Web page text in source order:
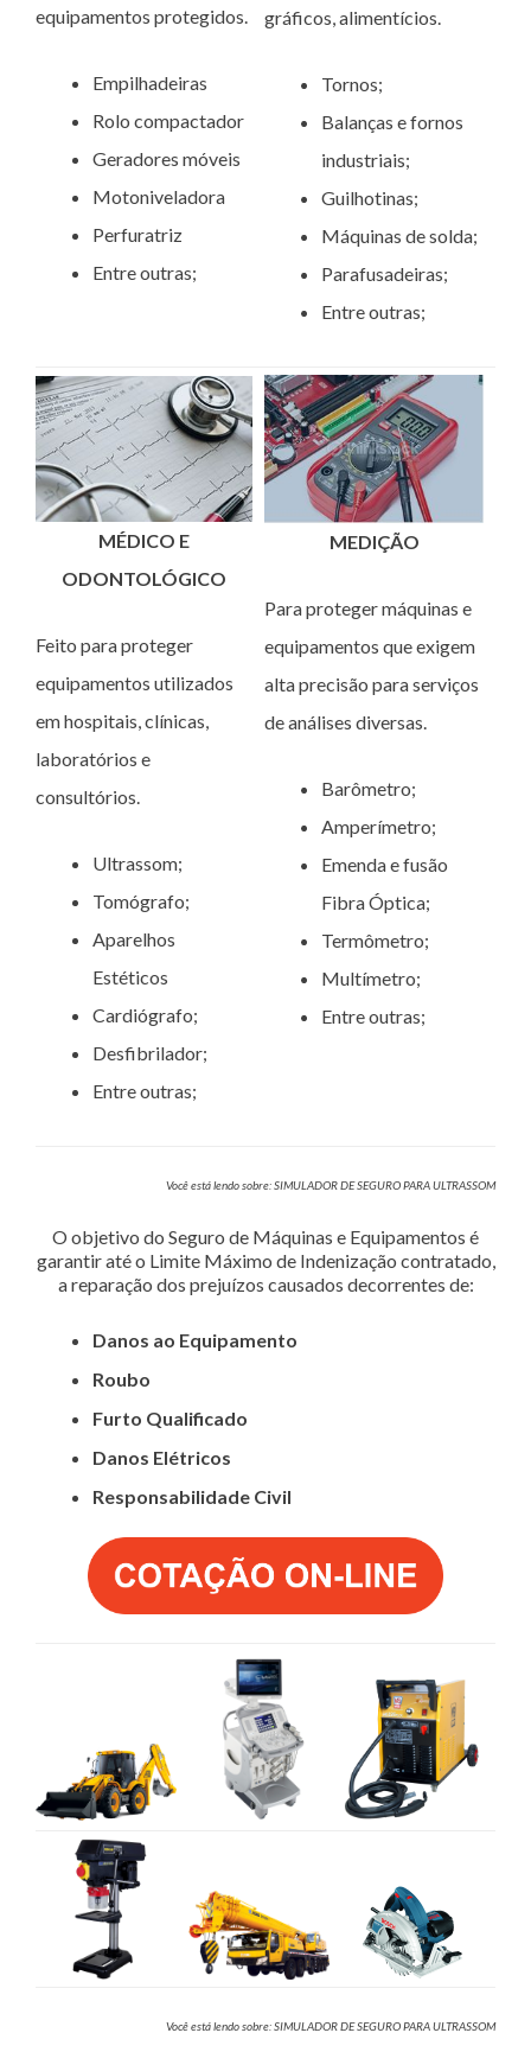
equipamentos protegidos.
Empilhadeiras
Rolo compactador
Geradores móveis
Motoniveladora
Perfuratriz
Entre outras;
gráficos, alimentícios.
Tornos;
Balanças e fornos
industriais;
Guilhotinas;
Máquinas de solda;
Parafusadeiras;
Entre outras;
MÉDICO E
ODONTOLÓGICO
Feito para proteger
equipamentos utilizados
em hospitais, clínicas,
laboratórios e
consultórios.
Ultrassom;
Tomógrafo;
Aparelhos
Estéticos
Cardiógrafo;
Desfibrilador;
Entre outras;
MEDIÇÃO
Para proteger máquinas e
equipamentos que exigem
alta precisão para serviços
de análises diversas.
Barômetro;
Amperímetro;
Emenda e fusão
Fibra Óptica;
Termômetro;
Multímetro;
Entre outras;
Você está lendo sobre: SIMULADOR DE SEGURO PARA ULTRASSOM
O objetivo do Seguro de Máquinas e Equipamentos é
garantir até o Limite Máximo de Indenização contratado,
a reparação dos prejuízos causados decorrentes de:
Danos ao Equipamento
Roubo
Furto Qualificado
Danos Elétricos
Responsabilidade Civil
Você está lendo sobre: SIMULADOR DE SEGURO PARA ULTRASSOM